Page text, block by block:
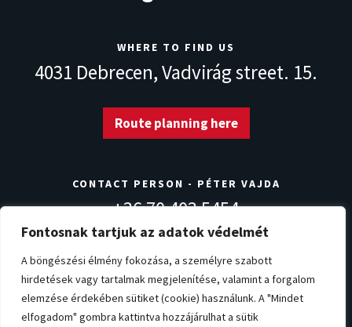
Fontosnak tartjuk az adatok védelmét
A böngészési élmény fokozása, a személyre szabott
hirdetések vagy tartalmak megjelenítése, valamint a forgalom
elemzése érdekében sütiket (cookie) használunk. A "Mindet
elfogadom" gombra kattintva hozzájárulhat a sütik
WHERE TO FIND US
4031 Debrecen,Vadvirág street. 15.
Route planning here
CONTACT PERSON - PÉTER VAJDA
+36 70 403 5454
info@norvegdezsa.com
Warranty conditions Privacy Policy Impressum
Cookie settings